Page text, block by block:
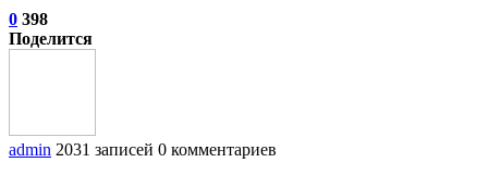
0 398
Поделится
admin 2031 записей 0 комментариев